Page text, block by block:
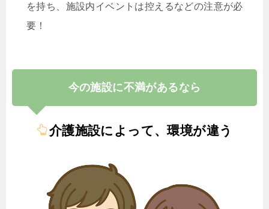
を持ち、施設内イベントは控えるなどの注意が必
要！
今の施設に不満があるなら
介護施設によって、環境が違う